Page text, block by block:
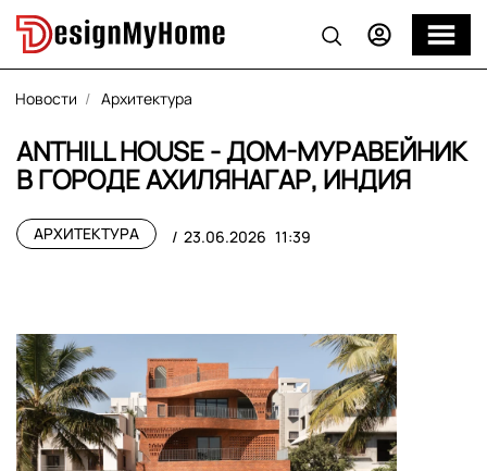
Новости Архитектура
ANTHILL HOUSE - ДОМ-МУРАВЕЙНИК
В ГОРОДЕ АХИЛЯНАГАР, ИНДИЯ
АРХИТЕКТУРА 23.06.2026 11:39